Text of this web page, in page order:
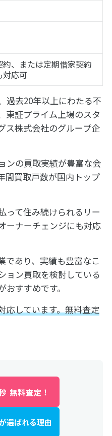
約、または定期借家契約
対応可
過去20年以上にわたる不
東証プライム上場のスタ
ス株式会社のグループ企
ンの買取実績が豊富な会
間買取戸数が国内トップ
って住み続けられるリー
ーナーチェンジにも対応
であり、実績も豊富なこ
ョン買取を検討している
すすめです。
応しています。無料査定
選ばれる理由